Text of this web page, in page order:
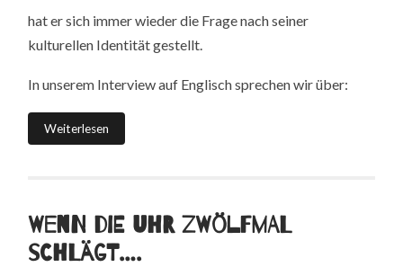
hat er sich immer wieder die Frage nach seiner
kulturellen Identität gestellt.
In unserem Interview auf Englisch sprechen wir über:
Weiterlesen
Wenn die Uhr zwölfmal
schlägt….